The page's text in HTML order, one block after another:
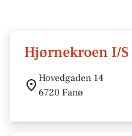
Hjørnekroen I/S
Hovedgaden 14
6720 Fanø